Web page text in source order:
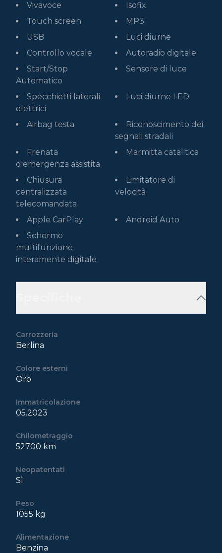
Vivavoce
Isofix
Touch screen
MP3
USB
Luci diurne
Controllo vocale
Autoradio digitale
Start/Stop
Automatico
Sensore di luce
Specchietti laterali
elettrici
Luci diurne LED
Airbag testa
Riconoscimento dei
segnali stradali
Frenata
d'emergenza assistita
Marmitta catalitica
Chiusura
centralizzata
telecomandata
Limitatore di
velocità
Apple CarPlay
Android Auto
Schermo
multifunzione
interamente digitale
Carrozzeria
Berlina
Colore esterni
Oro
Immatricolazione
05.2023
Chilometraggio
52700 km
Neopatentati
Sì
Peso
1055 kg
Alimentazione
Benzina